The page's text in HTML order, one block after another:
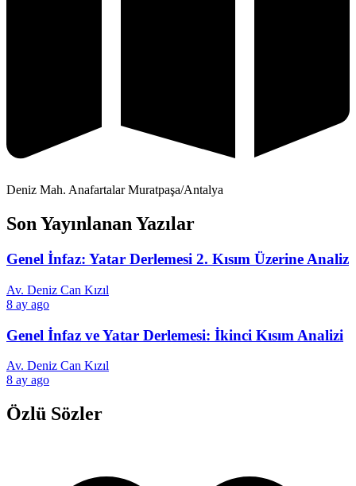
Deniz Mah. Anafartalar Muratpaşa/Antalya
Son Yayınlanan Yazılar
Genel İnfaz: Yatar Derlemesi 2. Kısım Üzerine Analiz
Av. Deniz Can Kızıl
8 ay ago
Genel İnfaz ve Yatar Derlemesi: İkinci Kısım Analizi
Av. Deniz Can Kızıl
8 ay ago
Özlü Sözler